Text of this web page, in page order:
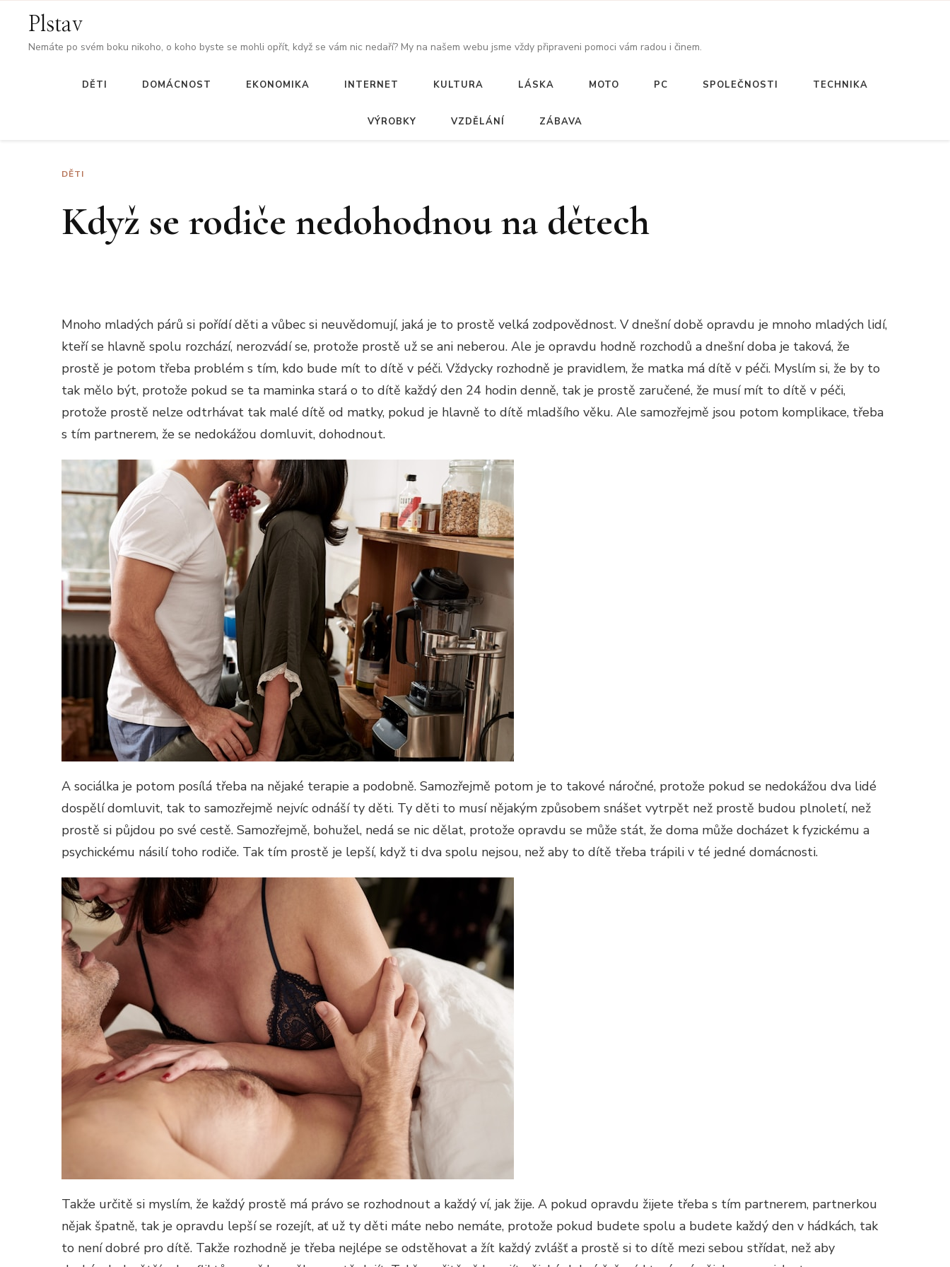
Plstav
Nemáte po svém boku nikoho, o koho byste se mohli opřít, když se vám nic nedaří? My na našem webu jsme vždy připraveni pomoci vám radou i činem.
DĚTI DOMÁCNOST EKONOMIKA INTERNET KULTURA LÁSKA MOTO PC SPOLEČNOSTI TECHNIKA
VÝROBKY VZDĚLÁNÍ ZÁBAVA
DĚTI
Když se rodiče nedohodnou na dětech
Mnoho mladých párů si pořídí děti a vůbec si neuvědomují, jaká je to prostě velká zodpovědnost. V dnešní době opravdu je mnoho mladých lidí,
kteří se hlavně spolu rozchází, nerozvádí se, protože prostě už se ani neberou. Ale je opravdu hodně rozchodů a dnešní doba je taková, že
prostě je potom třeba problém s tím, kdo bude mít to dítě v péči. Vždycky rozhodně je pravidlem, že matka má dítě v péči. Myslím si, že by to
tak mělo být, protože pokud se ta maminka stará o to dítě každý den 24 hodin denně, tak je prostě zaručené, že musí mít to dítě v péči,
protože prostě nelze odtrhávat tak malé dítě od matky, pokud je hlavně to dítě mladšího věku. Ale samozřejmě jsou potom komplikace, třeba
s tím partnerem, že se nedokážou domluvit, dohodnout.
A sociálka je potom posílá třeba na nějaké terapie a podobně. Samozřejmě potom je to takové náročné, protože pokud se nedokážou dva lidé
dospělí domluvit, tak to samozřejmě nejvíc odnáší ty děti. Ty děti to musí nějakým způsobem snášet vytrpět než prostě budou plnoletí, než
prostě si půjdou po své cestě. Samozřejmě, bohužel, nedá se nic dělat, protože opravdu se může stát, že doma může docházet k fyzickému a
psychickému násilí toho rodiče. Tak tím prostě je lepší, když ti dva spolu nejsou, než aby to dítě třeba trápili v té jedné domácnosti.
Takže určitě si myslím, že každý prostě má právo se rozhodnout a každý ví, jak žije. A pokud opravdu žijete třeba s tím partnerem, partnerkou
nějak špatně, tak je opravdu lepší se rozejít, ať už ty děti máte nebo nemáte, protože pokud budete spolu a budete každý den v hádkách, tak
to není dobré pro dítě. Takže rozhodně je třeba nejlépe se odstěhovat a žít každý zvlášť a prostě si to dítě mezi sebou střídat, než aby